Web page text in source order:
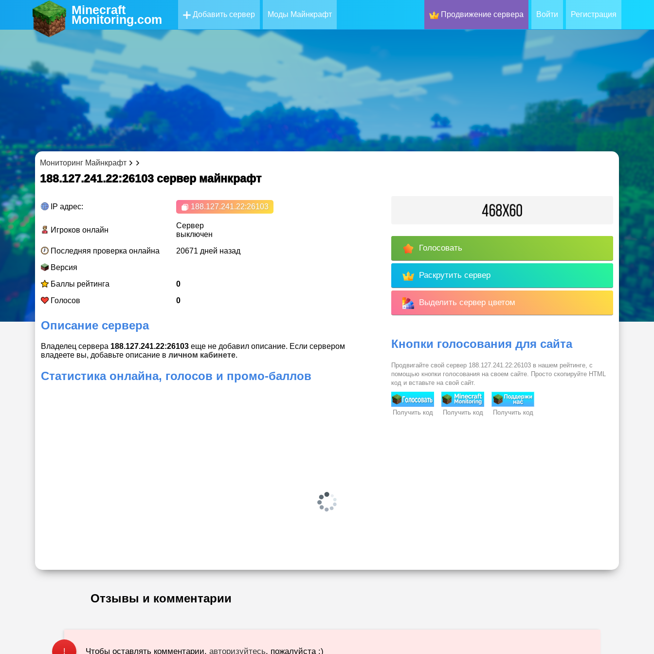
Minecraft
Monitoring.com Добавить сервер Моды Майнкрафт Продвижение сервера Войти Регистрация
Мониторинг Майнкрафт
188.127.241.22:26103 cервер майнкрафт
IP адрес: 188.127.241.22:26103
Игроков онлайн
Сервер
выключен
Последняя проверка онлайна
20671 дней назад
Версия
Баллы рейтинга
0
Голосов
0
Описание сервера
Владелец сервера 188.127.241.22:26103 еще не добавил описание. Если сервером
владеете вы, добавьте описание в личном кабинете.
Статистика онлайна, голосов и промо-баллов
Голосовать
Раскрутить сервер
Выделить сервер цветом
Кнопки голосования для сайта
Продвигайте свой сервер 188.127.241.22:26103 в нашем рейтинге, с
помощью кнопки голосования на своем сайте. Просто скопируйте HTML
код и вставьте на свой сайт.
Получить код Получить код Получить код
Отзывы и комментарии
! Чтобы оставлять комментарии,авторизуйтесь, пожалуйста :)